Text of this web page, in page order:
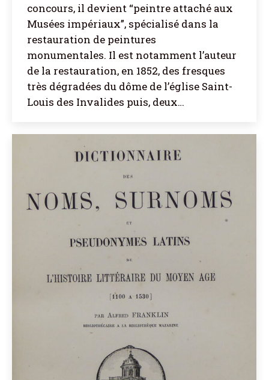
concours, il devient “peintre attaché aux
Musées impériaux”, spécialisé dans la
restauration de peintures
monumentales. Il est notamment l’auteur
de la restauration, en 1852, des fresques
très dégradées du dôme de l’église Saint-
Louis des Invalides puis, deux…